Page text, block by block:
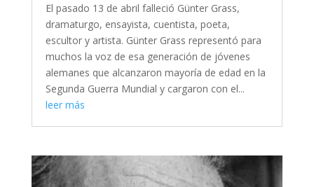
El pasado 13 de abril falleció Günter Grass,
dramaturgo, ensayista, cuentista, poeta,
escultor y artista. Günter Grass representó para
muchos la voz de esa generación de jóvenes
alemanes que alcanzaron mayoría de edad en la
Segunda Guerra Mundial y cargaron con el...
leer más